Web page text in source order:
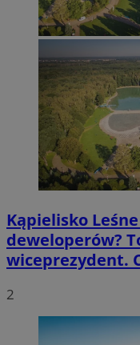
Kąpielisko
deweloperów?
wiceprezydent.
2